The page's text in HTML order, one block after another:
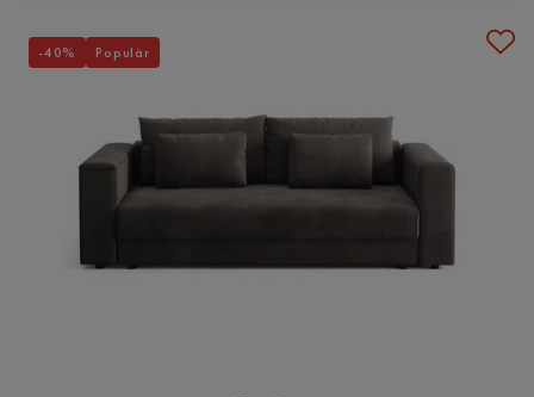
-40% Populär